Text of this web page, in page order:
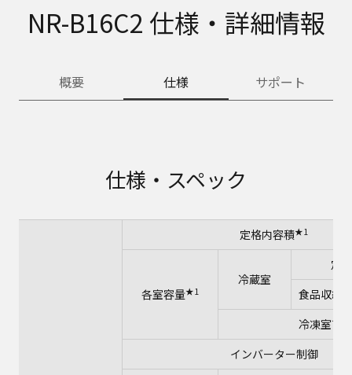
NR-B16C2 仕様・詳細情報
概要 仕様 サポート
仕様・スペック
定格内容積★1
各室容量★1
冷蔵室
定
食品収納
冷凍室★2
インバーター制御